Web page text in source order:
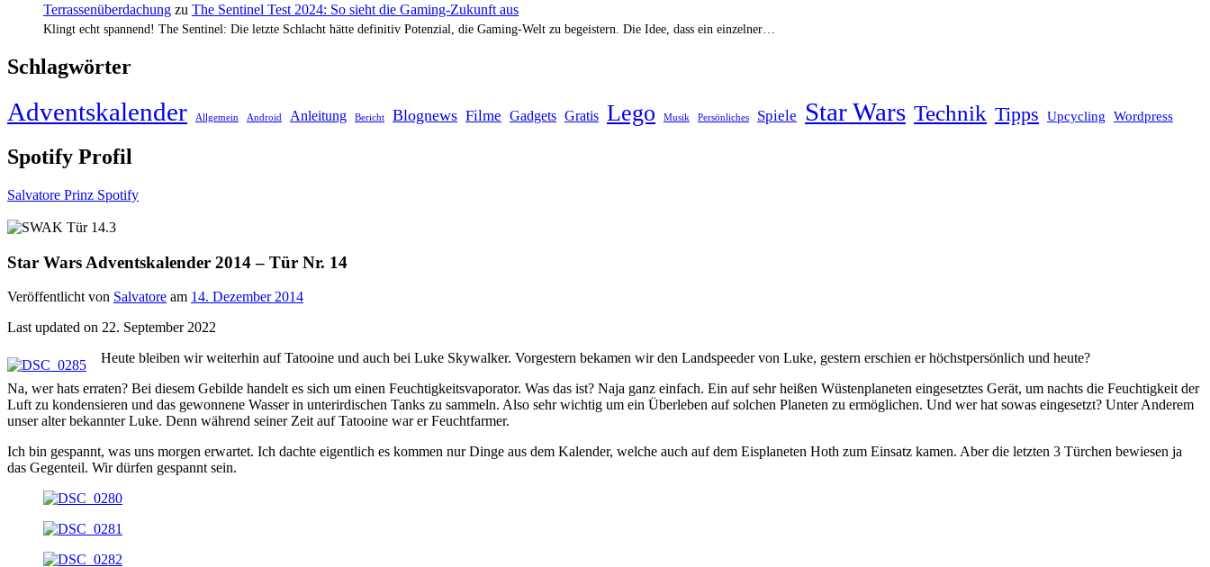
Terrassenüberdachung zu The Sentinel Test 2024: So sieht die Gaming-Zukunft aus
Klingt echt spannend! The Sentinel: Die letzte Schlacht hätte definitiv Potenzial, die Gaming-Welt zu begeistern. Die Idee, dass ein einzelner…
Schlagwörter
Adventskalender Allgemein Android Anleitung Bericht Blognews Filme Gadgets Gratis Lego Musik Persönliches Spiele Star Wars Technik Tipps Upcycling Wordpress
Spotify Profil
Salvatore Prinz Spotify
Star Wars Adventskalender 2014 – Tür Nr. 14
Veröffentlicht von Salvatore am 14. Dezember 2014
Last updated on 22. September 2022
Heute bleiben wir weiterhin auf Tatooine und auch bei Luke Skywalker. Vorgestern bekamen wir den Landspeeder von Luke, gestern erschien er höchstpersönlich und heute?
Na, wer hats erraten? Bei diesem Gebilde handelt es sich um einen Feuchtigkeitsvaporator. Was das ist? Naja ganz einfach. Ein auf sehr heißen Wüstenplaneten eingesetztes Gerät, um nachts die Feuchtigkeit der
Luft zu kondensieren und das gewonnene Wasser in unterirdischen Tanks zu sammeln. Also sehr wichtig um ein Überleben auf solchen Planeten zu ermöglichen. Und wer hat sowas eingesetzt? Unter Anderem
unser alter bekannter Luke. Denn während seiner Zeit auf Tatooine war er Feuchtfarmer.
Ich bin gespannt, was uns morgen erwartet. Ich dachte eigentlich es kommen nur Dinge aus dem Kalender, welche auch auf dem Eisplaneten Hoth zum Einsatz kamen. Aber die letzten 3 Türchen bewiesen ja
das Gegenteil. Wir dürfen gespannt sein.